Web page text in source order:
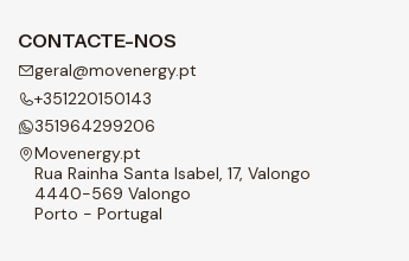
CONTACTE-NOS
geral@movenergy.pt
+351220150143
351964299206
Movenergy.pt
Rua Rainha Santa Isabel, 17, Valongo
4440-569 Valongo
Porto - Portugal